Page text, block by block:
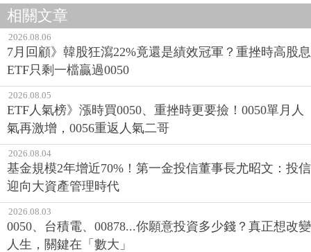
相關文章
2026.08.06
7月回顧》韓股狂瀉22%竟還是績效冠軍？重挫時高股息
ETF只剩一檔贏過0050
2026.08.05
ETF人氣榜》漲時買0050、重挫時更要撿！0050單月人
氣再激增，0056重返人氣二哥
2026.08.04
基金規模2年增近70%！第一金投信董事長尤昭文：投信
迎向大資產管理時代
2026.08.03
0050、台積電、00878...你願意投資多少錢？真正想改變
人生，關鍵在「數大」